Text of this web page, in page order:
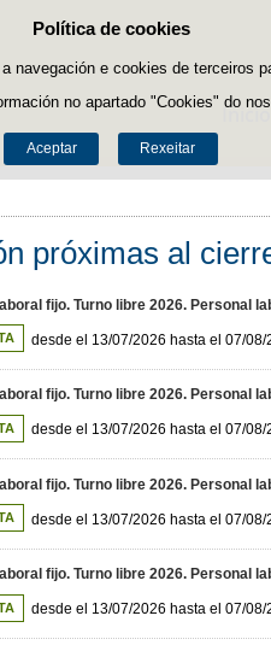
Política de cookies
navegación e cookies de terceiros
no apartado "Cookies" do
Aceptar Rexeitar
Saltar ao contido
Inicio
próximas al
fijo. Turno libre 2026. Personal
desde el 13/07/2026 hasta el 07/08/
fijo. Turno libre 2026. Personal
desde el 13/07/2026 hasta el 07/08/
fijo. Turno libre 2026. Personal
desde el 13/07/2026 hasta el 07/08/
fijo. Turno libre 2026. Personal
desde el 13/07/2026 hasta el 07/08/